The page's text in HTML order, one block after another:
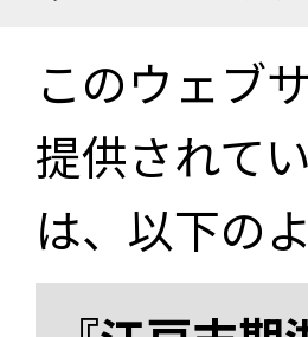
このウェブ
提供されて
は、以下の